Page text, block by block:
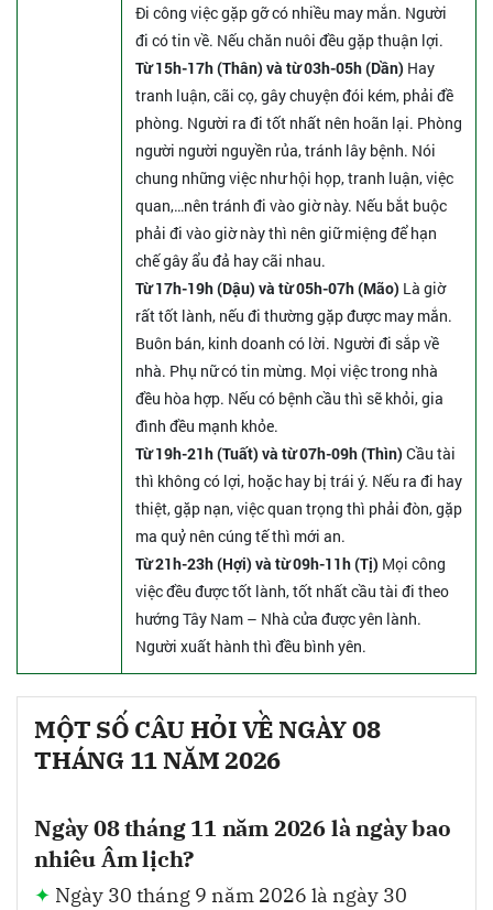
Đi công việc gặp gỡ có nhiều may mắn. Người
đi có tin về. Nếu chăn nuôi đều gặp thuận lợi.
Từ 15h-17h (Thân) và từ 03h-05h (Dần) Hay
tranh luận, cãi cọ, gây chuyện đói kém, phải đề
phòng. Người ra đi tốt nhất nên hoãn lại. Phòng
người người nguyền rủa, tránh lây bệnh. Nói
chung những việc như hội họp, tranh luận, việc
quan,…nên tránh đi vào giờ này. Nếu bắt buộc
phải đi vào giờ này thì nên giữ miệng để hạn
chế gây ẩu đả hay cãi nhau.
Từ 17h-19h (Dậu) và từ 05h-07h (Mão) Là giờ
rất tốt lành, nếu đi thường gặp được may mắn.
Buôn bán, kinh doanh có lời. Người đi sắp về
nhà. Phụ nữ có tin mừng. Mọi việc trong nhà
đều hòa hợp. Nếu có bệnh cầu thì sẽ khỏi, gia
đình đều mạnh khỏe.
Từ 19h-21h (Tuất) và từ 07h-09h (Thìn) Cầu tài
thì không có lợi, hoặc hay bị trái ý. Nếu ra đi hay
thiệt, gặp nạn, việc quan trọng thì phải đòn, gặp
ma quỷ nên cúng tế thì mới an.
Từ 21h-23h (Hợi) và từ 09h-11h (Tị) Mọi công
việc đều được tốt lành, tốt nhất cầu tài đi theo
hướng Tây Nam – Nhà cửa được yên lành.
Người xuất hành thì đều bình yên.
MỘT SỐ CÂU HỎI VỀ NGÀY 08
THÁNG 11 NĂM 2026
Ngày 08 tháng 11 năm 2026 là ngày bao
nhiêu Âm lịch?
Ngày 30 tháng 9 năm 2026 là ngày 30